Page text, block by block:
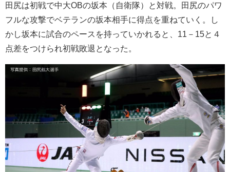
田尻は初戦で中大OBの坂本（自衛隊）と対戦。田尻のパワ
フルな攻撃でベテランの坂本相手に得点を重ねていく。し
かし坂本に試合のペースを持っていかれると、11－15と４
点差をつけられ初戦敗退となった。